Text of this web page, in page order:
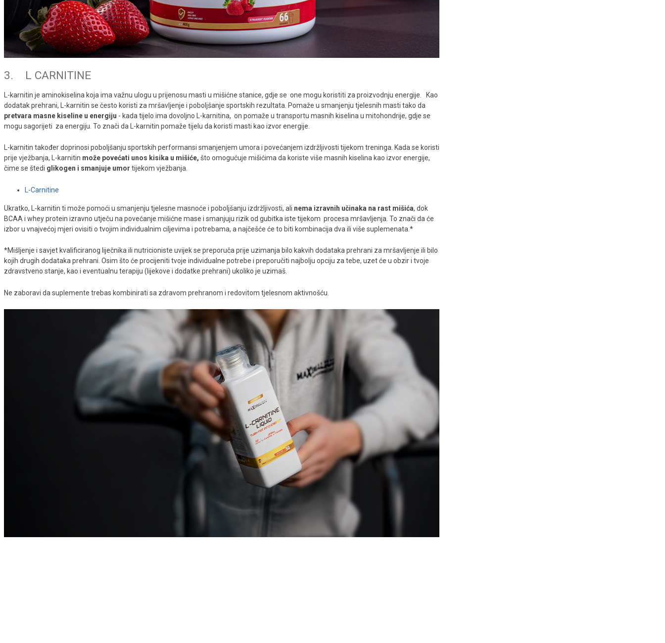
3. L CARNITINE
L-karnitin je aminokiselina koja ima važnu ulogu u prijenosu masti u mišićne stanice, gdje se one mogu koristiti za proizvodnju energije. Kao
dodatak prehrani, L-karnitin se često koristi za mršavljenje i poboljšanje sportskih rezultata. Pomaže u smanjenju tjelesnih masti tako da
pretvara masne kiseline u energiju - kada tijelo ima dovoljno L-karnitina, on pomaže u transportu masnih kiselina u mitohondrije, gdje se
mogu sagorijeti za energiju. To znači da L-karnitin pomaže tijelu da koristi masti kao izvor energije.
L-karnitin također doprinosi poboljšanju sportskih performansi smanjenjem umora i povećanjem izdržljivosti tijekom treninga. Kada se koristi
prije vježbanja, L-karnitin može povećati unos kisika u mišiće, što omogućuje mišićima da koriste više masnih kiselina kao izvor energije,
čime se štedi glikogen i smanjuje umor tijekom vježbanja.
L-Carnitine
Ukratko, L-karnitin ti može pomoći u smanjenju tjelesne masnoće i poboljšanju izdržljivosti, ali nema izravnih učinaka na rast mišića, dok
BCAA i whey protein izravno utječu na povećanje mišićne mase i smanjuju rizik od gubitka iste tijekom procesa mršavljenja. To znači da će
izbor u vnajvećoj mjeri ovisiti o tvojim individualnim ciljevima i potrebama, a najčešće će to biti kombinacija dva ili više suplemenata.*
*Mišljenje i savjet kvalificiranog liječnika ili nutricioniste uvijek se preporuča prije uzimanja bilo kakvih dodataka prehrani za mršavljenje ili bilo
kojih drugih dodataka prehrani. Osim što će procijeniti tvoje individualne potrebe i preporučiti najbolju opciju za tebe, uzet će u obzir i tvoje
zdravstveno stanje, kao i eventualnu terapiju (lijekove i dodatke prehrani) ukoliko je uzimaš.
Ne zaboravi da suplemente trebas kombinirati sa zdravom prehranom i redovitom tjelesnom aktivnošću.